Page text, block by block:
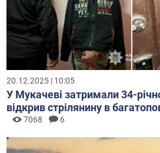
20.12.2025 | 10:05
У Мукачеві затримали 34-
відкрив стрілянину в
7068 6